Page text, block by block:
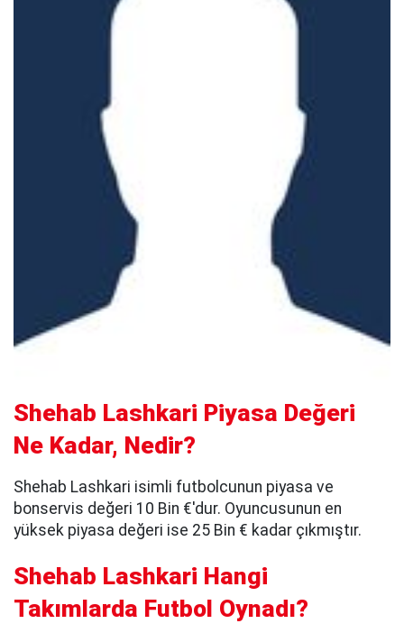
Shehab Lashkari Piyasa Değeri
Ne Kadar, Nedir?
Shehab Lashkari isimli futbolcunun piyasa ve
bonservis değeri 10 Bin €'dur. Oyuncusunun en
yüksek piyasa değeri ise 25 Bin € kadar çıkmıştır.
Shehab Lashkari Hangi
Takımlarda Futbol Oynadı?